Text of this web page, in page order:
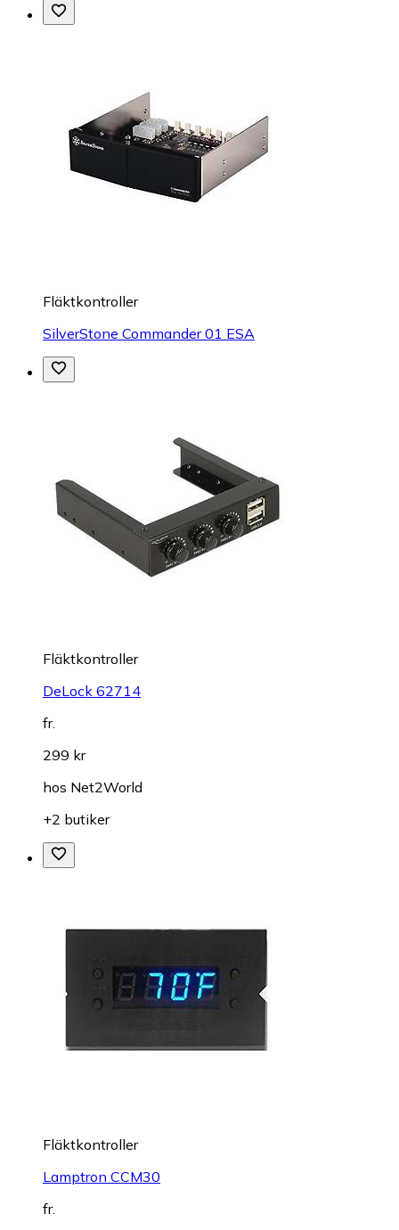
Fläktkontroller
SilverStone Commander 01 ESA
Fläktkontroller
DeLock 62714
fr.
299 kr
hos Net2World
+2 butiker
Fläktkontroller
Lamptron CCM30
fr.